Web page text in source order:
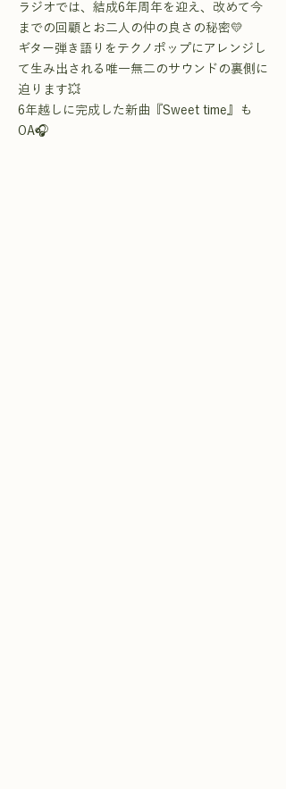
ラジオでは、結成6年周年を迎え、改めて今
までの回顧とお二人の仲の良さの秘密💛
ギター弾き語りをテクノポップにアレンジし
て生み出される唯一無二のサウンドの裏側に
迫ります💥
6年越しに完成した新曲『Sweet time』も
OA🎧